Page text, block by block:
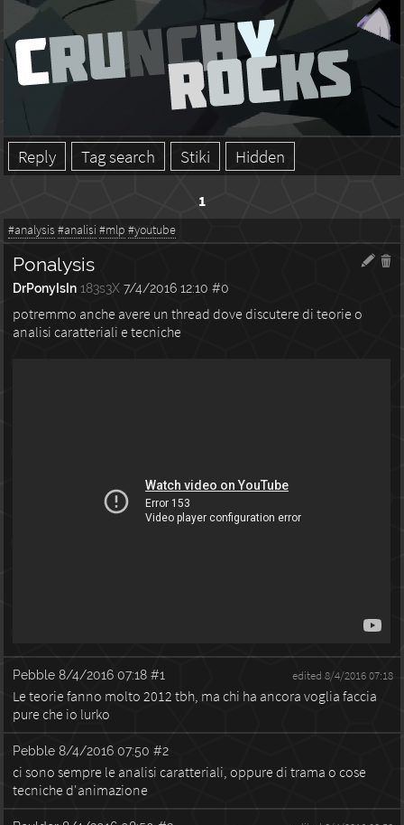
Reply Tag search Stiki Hidden
1
#analysis #analisi #mlp #youtube
Ponalysis
DrPonyIsIn 183s3X 7/4/2016 12:10 #0
potremmo anche avere un thread dove discutere di teorie o
analisi caratteriali e tecniche
Pebble 8/4/2016 07:18 #1 edited 8/4/2016 07:18
Le teorie fanno molto 2012 tbh, ma chi ha ancora voglia faccia
pure che io lurko
Pebble 8/4/2016 07:50 #2
ci sono sempre le analisi caratteriali, oppure di trama o cose
tecniche d'animazione